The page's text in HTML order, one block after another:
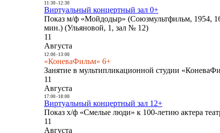
11:30- 12:30
Виртуальный концертный зал 0+
Показ м/ф «Мойдодыр» (Союзмультфильм, 1954,
мин.) (Ульяновой, 1, зал № 12)
11
Августа
12:00- 13:00
«КоневаФильм» 6+
Занятие в мультипликационной студии
11
Августа
17:00- 18:00
Виртуальный концертный зал 12+
Показ х/ф «Смелые люди» к 100-летию актера
11
Августа